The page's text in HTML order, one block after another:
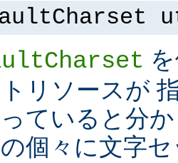
リソースが
ていると分
個々に文字